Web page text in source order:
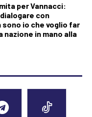
per Vannacci:
con
sono io che voglio far
nazione in mano alla